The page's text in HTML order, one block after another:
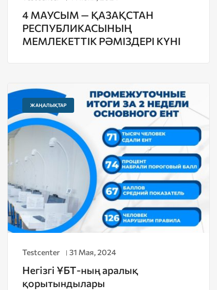
4 МАУСЫМ — ҚАЗАҚСТАН
РЕСПУБЛИКАСЫНЫҢ
МЕМЛЕКЕТТІК РӘМІЗДЕРІ КҮНІ
ЖАҢАЛЫҚТАР
Testcenter 31 Мая, 2024
Негізгі ҰБТ-ның аралық
қорытындылары